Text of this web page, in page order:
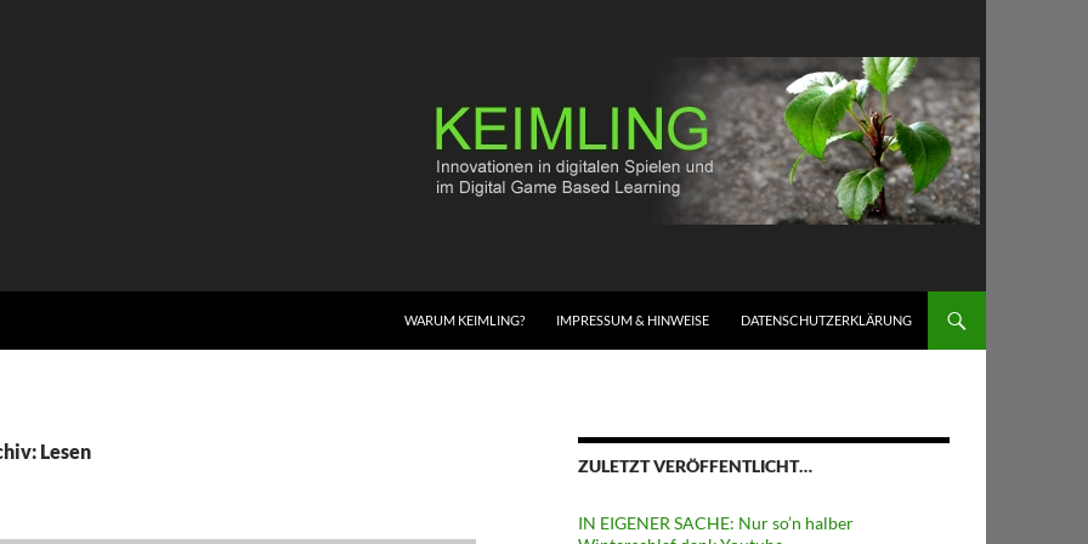
WARUM KEIMLING? IMPRESSUM & HINWEISE DATENSCHUTZERKLÄRUNG
Lesen
ZULETZT VERÖFFENTLICHT…
IN EIGENER SACHE: Nur so’n halber